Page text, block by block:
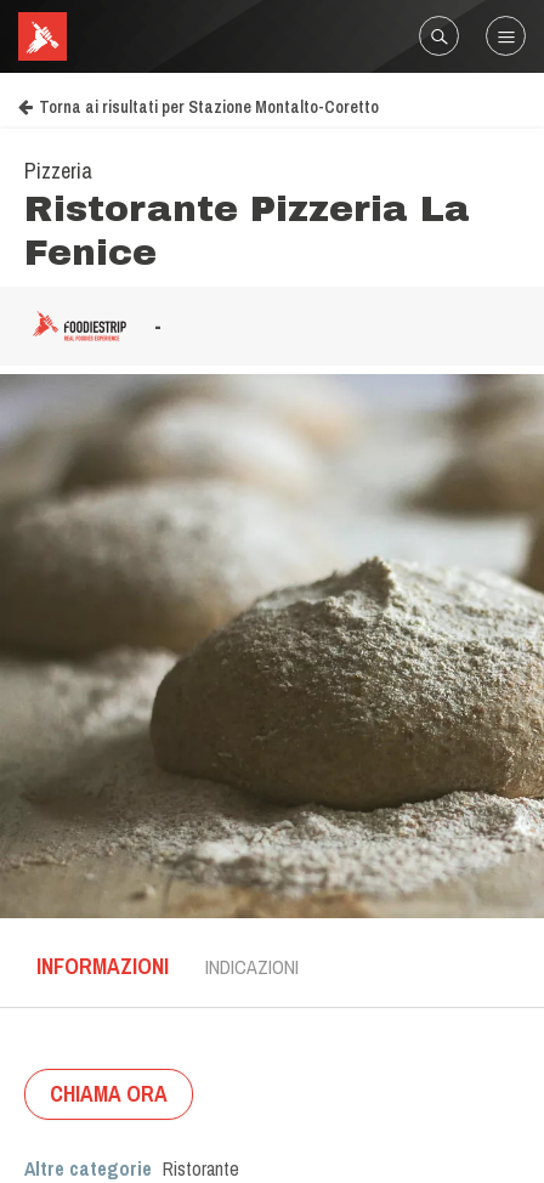
Torna ai risultati per Stazione Montalto-Coretto
Pizzeria
Ristorante Pizzeria La
Fenice
-
INFORMAZIONI INDICAZIONI
CHIAMA ORA
Altre categorie Ristorante